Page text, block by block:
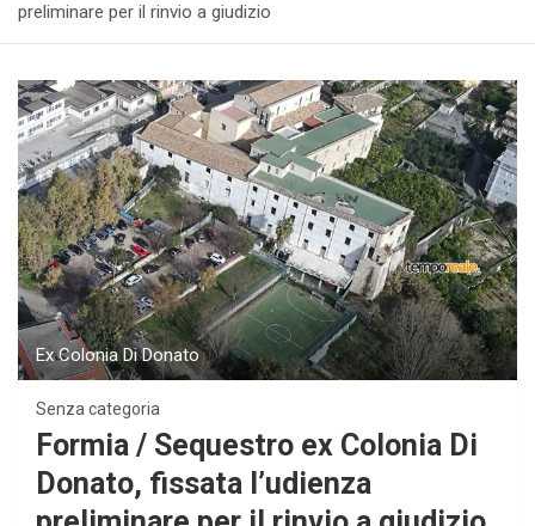
preliminare per il rinvio a giudizio
Ex Colonia Di Donato
Senza categoria
Formia / Sequestro ex Colonia Di
Donato, fissata l’udienza